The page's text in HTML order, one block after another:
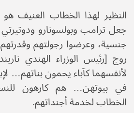
النظير لهذا الخطاب العنيف هو
جعل ترامب وبولسونارو
جنسية، وعرضوا رجولتهم
روج [رئيس الوزراء الهندي
لأنفسهما كآباء يحمون بناتهم…
في بيوتهن… هم كارهون
الخطاب لخدمة أجنداتهم.